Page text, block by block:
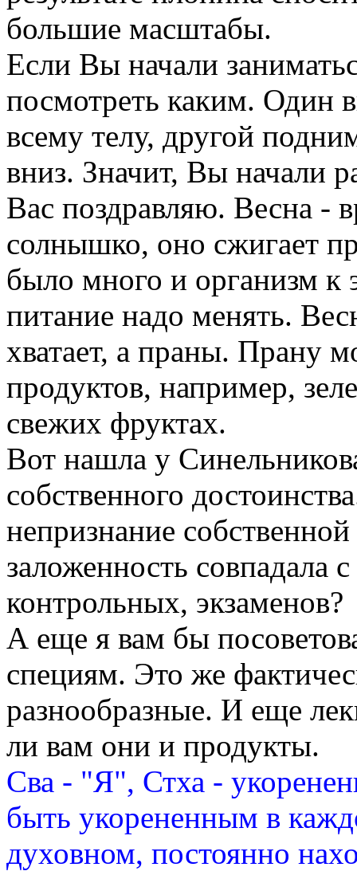
большие масштабы.
Если Вы начали
посмотреть каким. Один
всему телу, другой
вниз. Значит, Вы начали
Вас поздравляю. Весна -
солнышко, оно сжигает
было много и организм к
питание надо менять.
хватает, а праны. Прану
продуктов, например,
свежих фруктах.
Вот нашла у
собственного
непризнание
заложенность совпадала
контрольных, экзаменов?
А еще я вам бы
специям. Это же
разнообразные. И еще
ли вам они и продукты.
Сва - "Я", Стха -
быть укорененным в
духовном, постоянно